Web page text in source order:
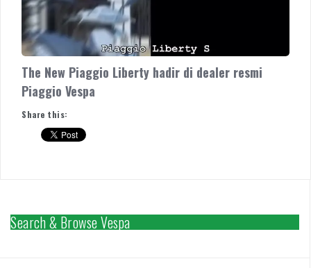
The New Piaggio Liberty hadir di dealer resmi
Piaggio Vespa
Share this:
Search & Browse Vespa